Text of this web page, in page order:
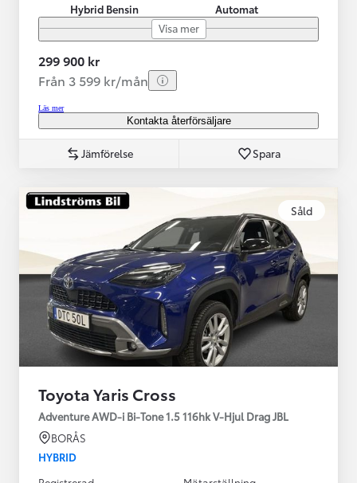
Hybrid Bensin
Automat
Visa mer
299 900 kr
Från 3 599 kr/mån
Läs mer
Kontakta återförsäljare
Jämförelse Spara
Såld
Toyota Yaris Cross
Adventure AWD-i Bi-Tone 1.5 116hk V-Hjul Drag JBL
BORÅS
HYBRID